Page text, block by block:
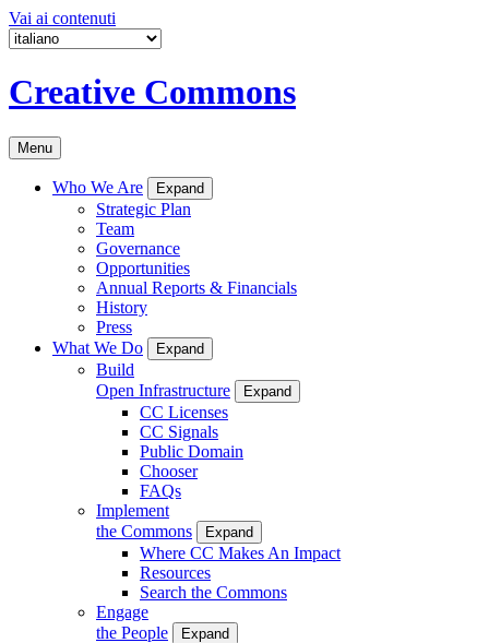
Vai ai contenuti
Creative Commons
Menu
Who We Are Expand
Strategic Plan
Team
Governance
Opportunities
Annual Reports & Financials
History
Press
What We Do
Expand
Build
Open Infrastructure
Expand
CC Licenses
CC Signals
Public Domain
Chooser
FAQs
Implement
the Commons
Expand
Where CC Makes An Impact
Resources
Search the Commons
Engage
the People
Expand